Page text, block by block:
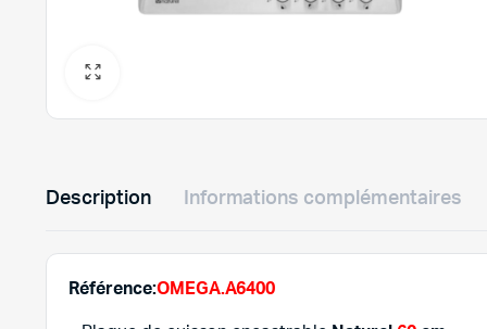
Description Informations complémentaires
Référence:OMEGA.A6400